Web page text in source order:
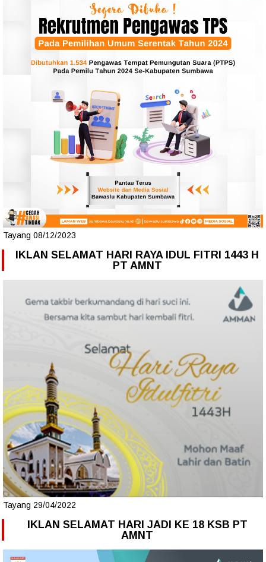
Tayang 08/12/2023
IKLAN SELAMAT HARI RAYA IDUL FITRI 1443 H
PT AMNT
Tayang 29/04/2022
IKLAN SELAMAT HARI JADI KE 18 KSB PT
AMNT